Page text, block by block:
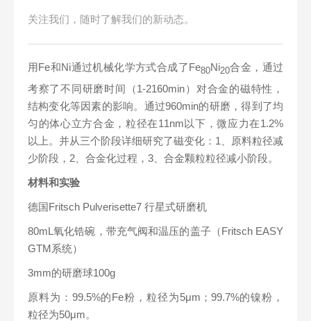
关注我们，随时了解我们的新动态。
用Fe和Ni通过机械化学方式合成了Fe80Ni20合金，通过
考察了不同研磨时间（1-2160min）对合金的磁特性，
结构变化等因素的影响。通过960min的研磨，得到了均
匀的体心立方合金，粒径在11nm以下，微应力在1.2%
以上。并从三个阶段详细研究了磁变化：1、原料粒径减
少阶段，2、合金化过程，3、合金颗粒粒径减小阶段。
材料和实验
德国Fritsch Pulverisette7 行星式研磨机
80mL氧化锆碗，带充气阀和温压的盖子（Fritsch EASY
GTM系统）
3mm的研磨球100g
原料为：99.5%的Fe粉，粒径为5μm；99.7%的镍粉，
粒径为50μm。